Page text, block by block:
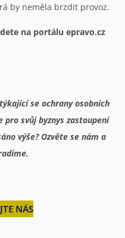
by neměla brzdit provoz.
na portálu epravo.cz
se ochrany osobních
svůj byznys zastoupení
výše? Ozvěte se nám a
NÁS